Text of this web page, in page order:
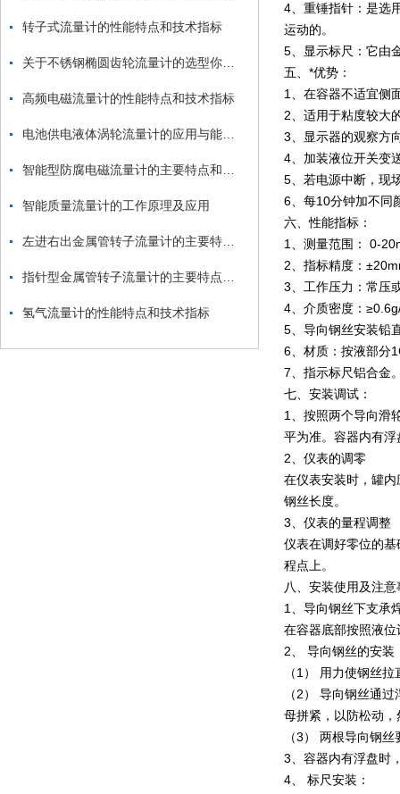
转子式流量计的性能特点和技术指标
高频电磁流量计的性能特点和技术指标
智能质量流量计的工作原理及应用
氢气流量计的性能特点和技术指标
4、重锤指针：是选
运动的。
5、显示标尺：它由
五、*优势：
1、在容器不适宜侧
2、适用于粘度较大
3、显示器的观察方
4、加装液位开关变
5、若电源中断，现
6、每10分钟加不同
六、性能指标：
1、测量范围： 0-
2、指标精度：
3、工作压力：常压
4、介质密度：
5、导向钢丝安装铅
6、材质：按液部分
7、指示标尺铝合金
七、安装调试：
1、按照两个导向滑
平为准。容器内有
2、仪表的调零
在仪表安装时，罐
钢丝长度。
3、仪表的量程调整
仪表在调好零位的
程点上。
八、安装使用及注
1、导向钢丝下支承
在容器底部按照液
2、 导向钢丝的安
（1） 用力使钢丝
（2） 导向钢丝通
母拼紧，以防松动
（3） 两根导向钢
3、容器内有浮盘时
4、 标尺安装：